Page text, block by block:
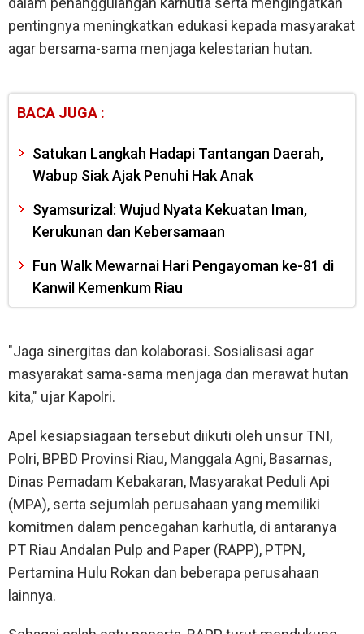
pentingnya meningkatkan edukasi kepada masyarakat
agar bersama-sama menjaga kelestarian hutan.
BACA JUGA :
Satukan Langkah Hadapi Tantangan Daerah,
Wabup Siak Ajak Penuhi Hak Anak
Syamsurizal: Wujud Nyata Kekuatan Iman,
Kerukunan dan Kebersamaan
Fun Walk Mewarnai Hari Pengayoman ke-81 di
Kanwil Kemenkum Riau
"Jaga sinergitas dan kolaborasi. Sosialisasi agar
masyarakat sama-sama menjaga dan merawat hutan
kita," ujar Kapolri.
Apel kesiapsiagaan tersebut diikuti oleh unsur TNI,
Polri, BPBD Provinsi Riau, Manggala Agni, Basarnas,
Dinas Pemadam Kebakaran, Masyarakat Peduli Api
(MPA), serta sejumlah perusahaan yang memiliki
komitmen dalam pencegahan karhutla, di antaranya
PT Riau Andalan Pulp and Paper (RAPP), PTPN,
Pertamina Hulu Rokan dan beberapa perusahaan
lainnya.